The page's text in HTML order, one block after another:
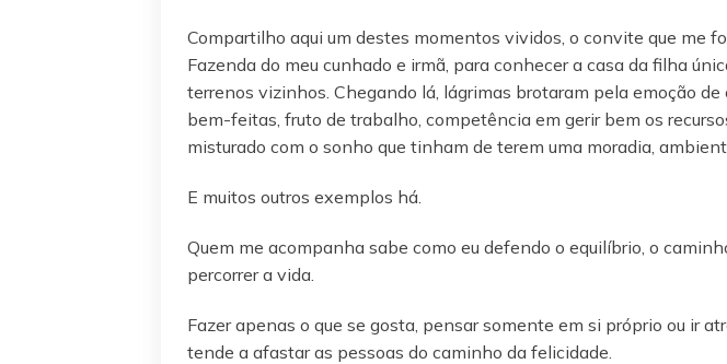
Compartilho aqui um destes momentos vividos, o convite que me
Fazenda do meu cunhado e irmã, para conhecer a casa da filha
terrenos vizinhos. Chegando lá, lágrimas brotaram pela emoção de
bem-feitas, fruto de trabalho, competência em gerir bem os
misturado com o sonho que tinham de terem uma moradia,
E muitos outros exemplos há.
Quem me acompanha sabe como eu defendo o equilíbrio, o
percorrer a vida.
Fazer apenas o que se gosta, pensar somente em si próprio ou ir
tende a afastar as pessoas do caminho da felicidade.